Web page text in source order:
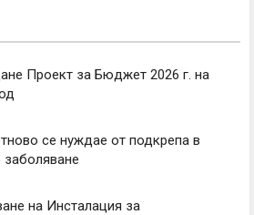
Проект за Бюджет 2026 г. на
се нуждае от подкрепа в
заболяване
на Инсталация за